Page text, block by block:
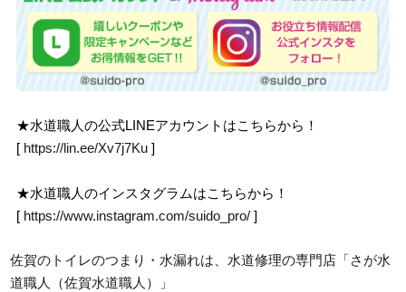
★水道職人の公式LINEアカウントはこちらから！
[ https://lin.ee/Xv7j7Ku ]
★水道職人のインスタグラムはこちらから！
[ https://www.instagram.com/suido_pro/ ]
佐賀のトイレのつまり・水漏れは、水道修理の専門店「さが水
道職人（佐賀水道職人）」